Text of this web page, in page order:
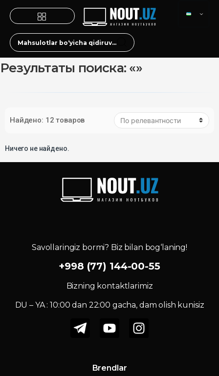
Результаты поиска: «»
Найдено: 12 товаров
Ничего не найдено.
Savollaringiz bormi? Biz bilan bog‘laning!
+998 (77) 144-00-55
Bizning kontaktlarimiz
DU – YA : 10:00 dan 22:00 gacha, dam olish kunisiz
Brendlar